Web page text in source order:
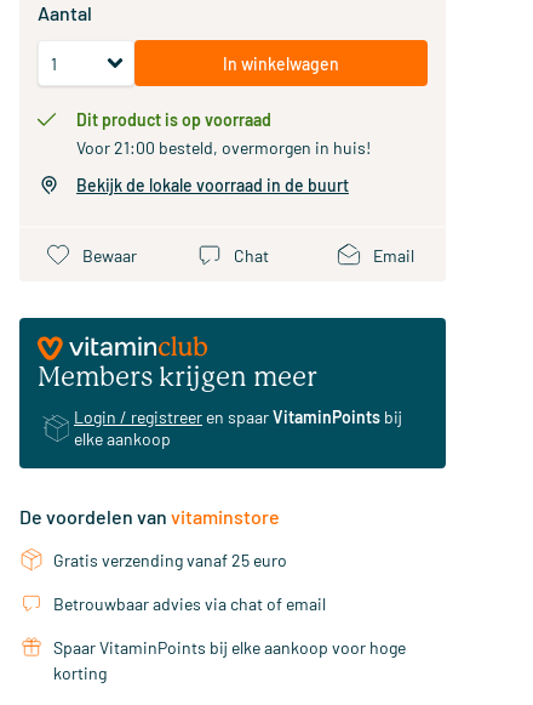
Aantal
In winkelwagen
Dit product is op voorraad
Voor 21:00 besteld, overmorgen in huis!
Bekijk de lokale voorraad in de buurt
Bewaar Chat Email
Members krijgen meer
Login / registreer en spaarVitaminPoints bij
elke aankoop
De voordelen van vitaminstore
Gratis verzending vanaf 25 euro
Betrouwbaar advies via chat of email
Spaar VitaminPoints bij elke aankoop voor hoge
korting